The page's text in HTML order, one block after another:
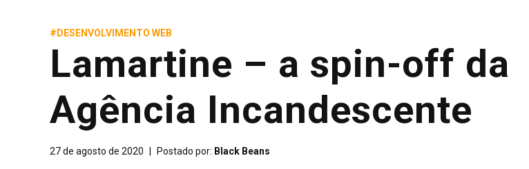
#DESENVOLVIMENTO WEB
Lamartine – a spin-off da
Agência Incandescente
27 de agosto de 2020 Postado por: Black Beans